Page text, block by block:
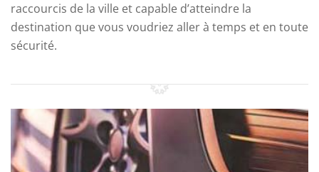
raccourcis de la ville et capable d’atteindre la
destination que vous voudriez aller à temps et en toute
sécurité.